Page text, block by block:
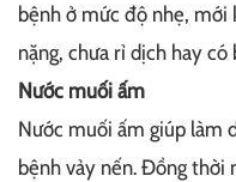
bệnh ở mức độ nhẹ, mới
nặng, chưa rỉ dịch hay có
Nước muối ấm
Nước muối ấm giúp làm
bệnh vảy nến. Đồng thời